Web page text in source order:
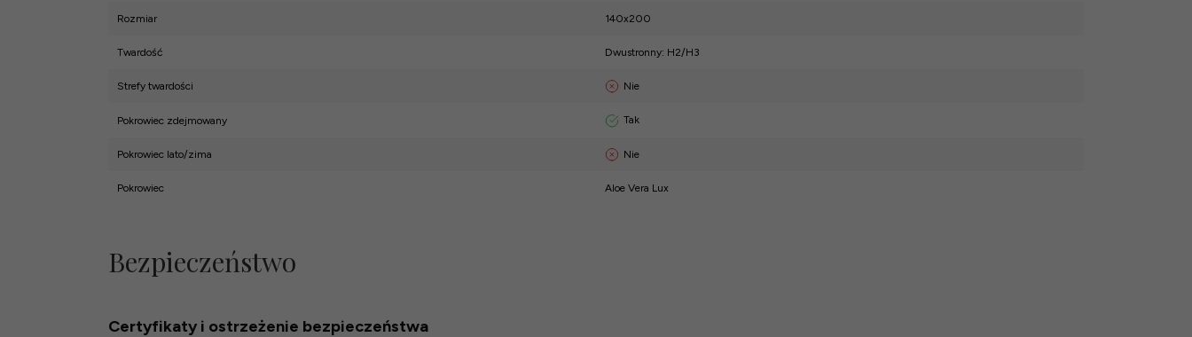
Rozmiar 140x200
Twardość Dwustronny: H2/H3
Strefy twardości Nie
Pokrowiec zdejmowany Tak
Pokrowiec lato/zima Nie
Pokrowiec Aloe Vera Lux
Bezpieczeństwo
Certyfikaty i ostrzeżenie bezpieczeństwa